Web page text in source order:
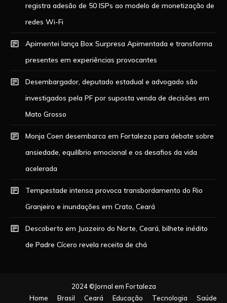
registra adesão de 50 ISPs ao modelo de monetização de
redes Wi-Fi
Apimentei lança Box Surpresa Apimentada e transforma
presentes em experiências provocantes
Desembargador, deputado estadual e advogado são
investigados pela PF por suposta venda de decisões em
Mato Grosso
Monja Coen desembarca em Fortaleza para debate sobre
ansiedade, equilíbrio emocional e os desafios da vida
acelerada
Tempestade intensa provoca transbordamento do Rio
Granjeiro e inundações em Crato, Ceará
Descoberto em Juazeiro do Norte, Ceará, bilhete inédito
de Padre Cícero revela receita de chá
2024 ©Jornal em Fortaleza
Home
Brasil Ceará Educação Tecnologia Saúde